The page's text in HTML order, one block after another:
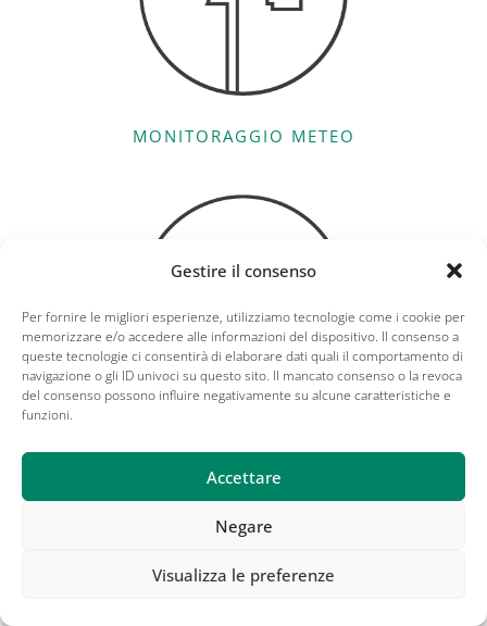
Gestire il consenso
Per fornire le migliori esperienze, utilizziamo tecnologie come i cookie per
memorizzare e/o accedere alle informazioni del dispositivo. Il consenso a
queste tecnologie ci consentirà di elaborare dati quali il comportamento di
navigazione o gli ID univoci su questo sito. Il mancato consenso o la revoca
del consenso possono influire negativamente su alcune caratteristiche e
funzioni.
Accettare
Negare
Visualizza le preferenze
MONITORAGGIO METEO